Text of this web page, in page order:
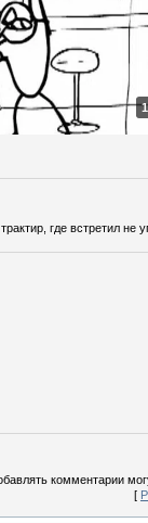
где встретил
комментарии
[